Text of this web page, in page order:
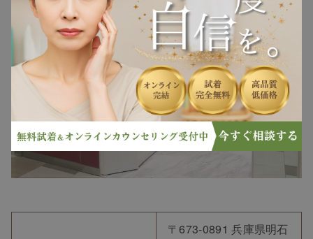
〒673-0891 兵庫県明石